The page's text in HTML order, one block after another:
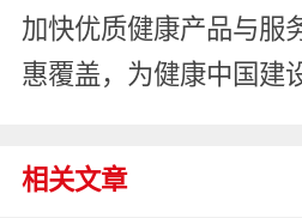
加快优质健康产品与服
惠覆盖，为健康中国建
相关文章